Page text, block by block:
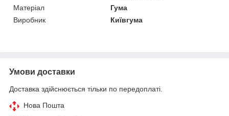
Матеріал
Гума
Виробник
Київгума
Умови доставки
Доставка здійснюється тільки по передоплаті.
Нова Пошта